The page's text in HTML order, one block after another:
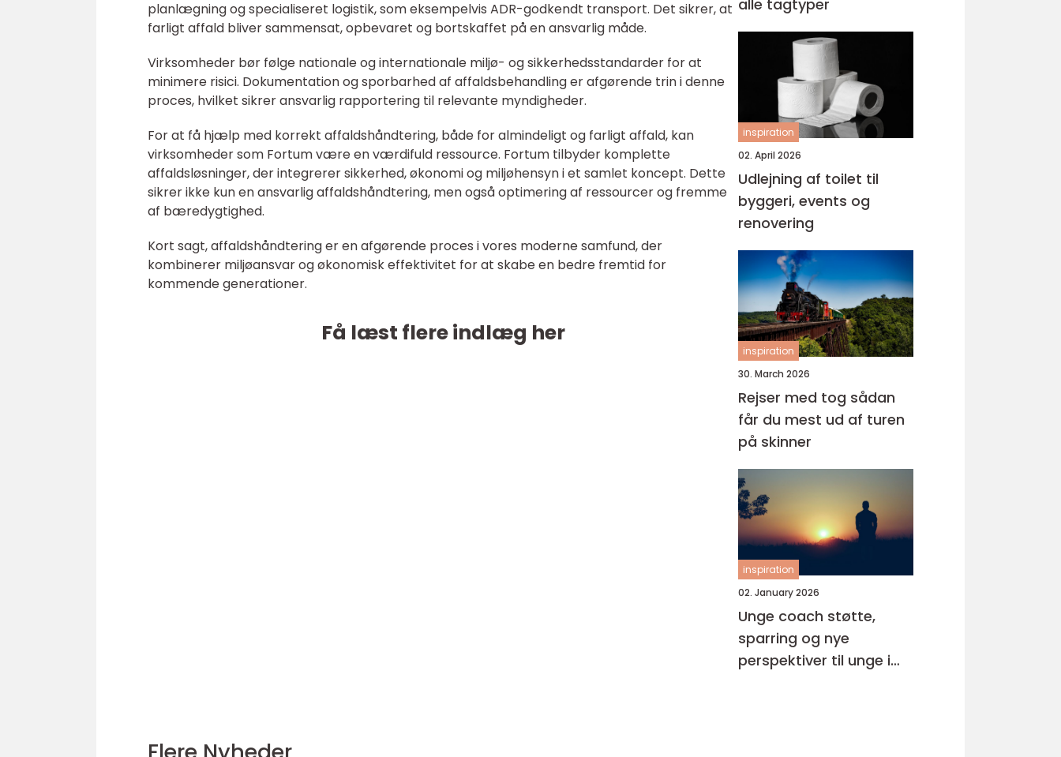
planlægning og specialiseret logistik, som eksempelvis ADR-godkendt transport. Det sikrer, at
farligt affald bliver sammensat, opbevaret og bortskaffet på en ansvarlig måde.
Virksomheder bør følge nationale og internationale miljø- og sikkerhedsstandarder for at
minimere risici. Dokumentation og sporbarhed af affaldsbehandling er afgørende trin i denne
proces, hvilket sikrer ansvarlig rapportering til relevante myndigheder.
For at få hjælp med korrekt affaldshåndtering, både for almindeligt og farligt affald, kan
virksomheder som Fortum være en værdifuld ressource. Fortum tilbyder komplette
affaldsløsninger, der integrerer sikkerhed, økonomi og miljøhensyn i et samlet koncept. Dette
sikrer ikke kun en ansvarlig affaldshåndtering, men også optimering af ressourcer og fremme
af bæredygtighed.
Kort sagt, affaldshåndtering er en afgørende proces i vores moderne samfund, der
kombinerer miljøansvar og økonomisk effektivitet for at skabe en bedre fremtid for
kommende generationer.
Få læst flere indlæg her
alle tagtyper
inspiration
02. April 2026
Udlejning af toilet til
byggeri, events og
renovering
inspiration
30. March 2026
Rejser med tog sådan
får du mest ud af turen
på skinner
inspiration
02. January 2026
Unge coach støtte,
sparring og nye
perspektiver til unge i